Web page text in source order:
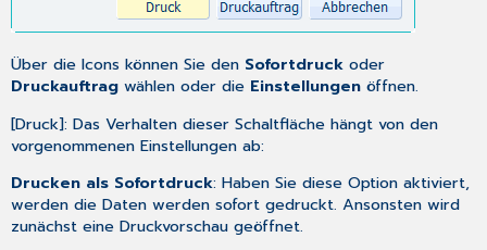
Über die Icons können Sie den Sofortdruck oder
Druckauftrag wählen oder die Einstellungen öffnen.
[Druck]: Das Verhalten dieser Schaltfläche hängt von den
vorgenommenen Einstellungen ab:
Drucken als Sofortdruck: Haben Sie diese Option aktiviert,
werden die Daten werden sofort gedruckt. Ansonsten wird
zunächst eine Druckvorschau geöffnet.